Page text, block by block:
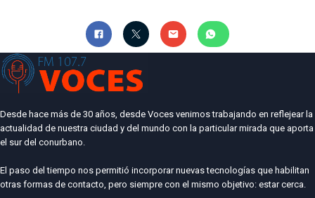
Desde hace más de 30 años, desde Voces venimos trabajando en reflejear la
actualidad de nuestra ciudad y del mundo con la particular mirada que aporta
el sur del conurbano.
El paso del tiempo nos permitió incorporar nuevas tecnologías que habilitan
otras formas de contacto, pero siempre con el mismo objetivo: estar cerca.